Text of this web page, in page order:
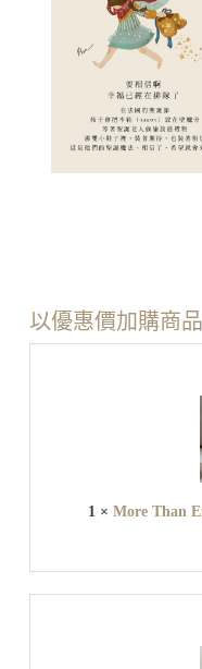
以優惠價加購商品
1× More Than